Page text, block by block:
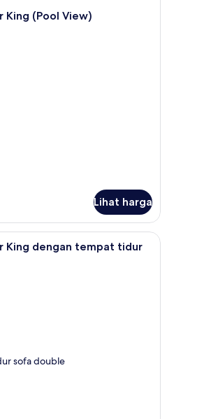
King (Pool View)
Lihat harga
King dengan tempat tidur
sofa double